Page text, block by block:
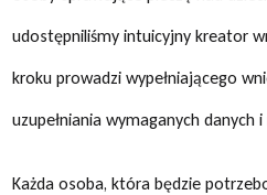
udostępniliśmy intuicyjny kreator
kroku prowadzi wypełniającego
uzupełniania wymaganych danych
Każda osoba, która będzie